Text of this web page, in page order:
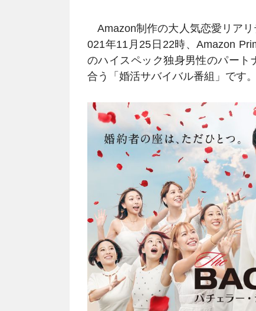
Amazon制作の大人気恋愛リアリ
021年11月25日22時、Amazon
のハイスペック独身男性のパート
合う「婚活サバイバル番組」です。